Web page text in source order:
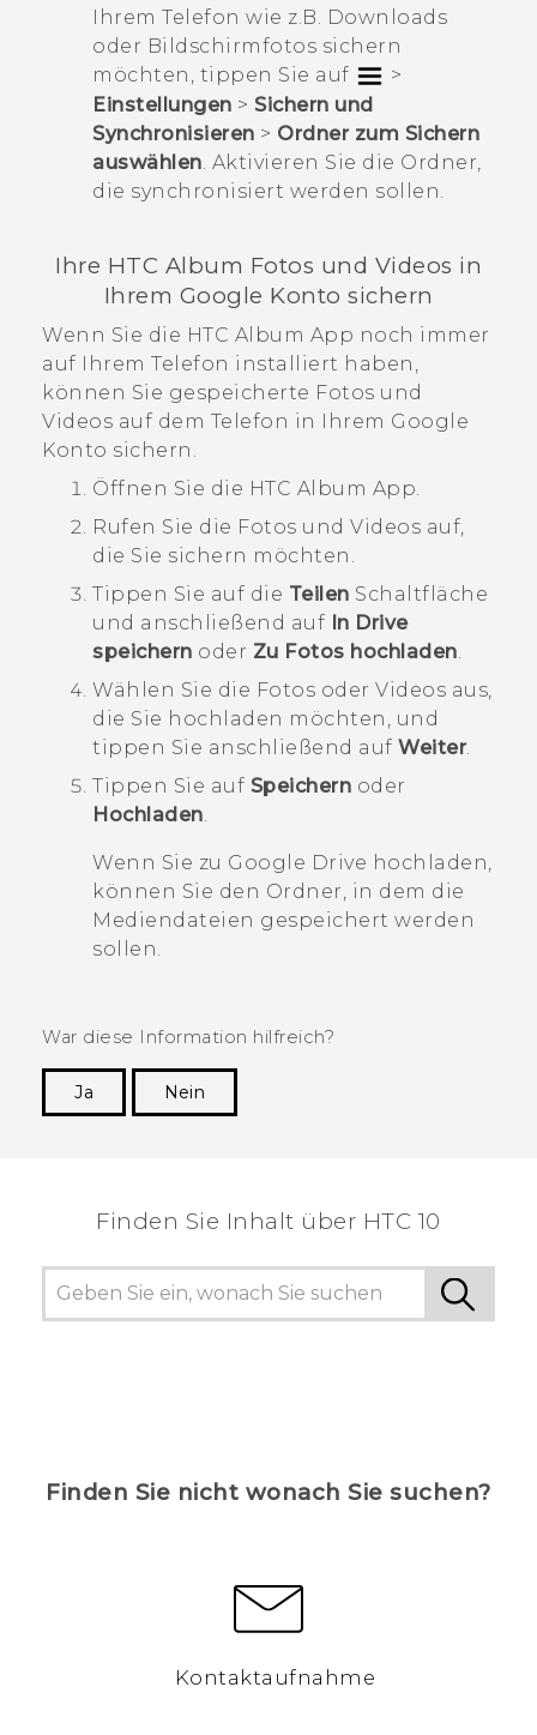
Ihrem Telefon wie z.B. Downloads
oder Bildschirmfotos sichern
möchten, tippen Sie auf
>
Einstellungen > Sichern und
Synchronisieren > Ordner zum Sichern
auswählen. Aktivieren Sie die Ordner,
die synchronisiert werden sollen.
Ihre HTC Album Fotos und Videos in
Ihrem Google Konto sichern
Wenn Sie die HTC Album App noch immer
auf Ihrem Telefon installiert haben,
können Sie gespeicherte Fotos und
Videos auf dem Telefon in Ihrem Google
Konto sichern.
Öffnen Sie die HTC Album App.
Rufen Sie die Fotos und Videos auf,
die Sie sichern möchten.
Tippen Sie auf die Teilen Schaltfläche
und anschließend auf In Drive
speichern oder Zu Fotos hochladen
Wählen Sie die Fotos oder Videos aus,
die Sie hochladen möchten, und
tippen Sie anschließend auf Weiter.
Tippen Sie auf Speichern oder
Hochladen
Wenn Sie zu Google Drive hochladen,
können Sie den Ordner, in dem die
Mediendateien gespeichert werden
sollen.
War diese Information hilfreich?
Ja
Nein
Finden Sie Inhalt über‎ HTC 10
Finden Sie nicht wonach Sie suchen?
Kontaktaufnahme